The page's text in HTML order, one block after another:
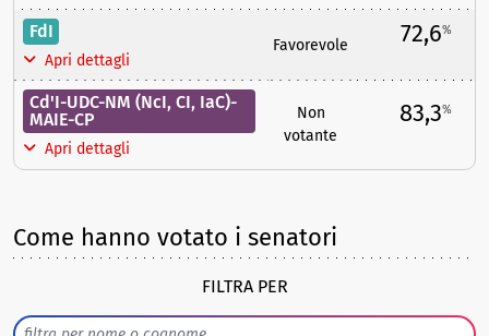
FdI
Apri dettagli
Favorevole 72,6%
Cd'I-UDC-NM (NcI, CI, IaC)-
MAIE-CP
Apri dettagli
Non
votante
83,3%
Come hanno votato i senatori
FILTRA PER